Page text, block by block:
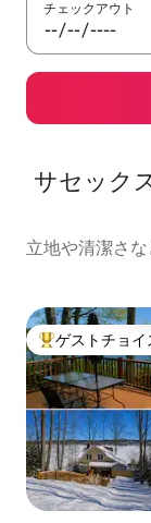
チェックアウト
サセック
立地や清潔さ
大好評のゲスト
ゲストチョイ